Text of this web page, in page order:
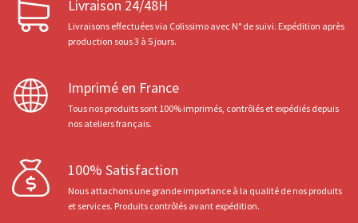
Livraison 24/48H
Livraisons effectuées via Colissimo avec N° de suivi. Expédition après
production sous 3 à 5 jours.
Imprimé en France
Tous nos produits sont 100% imprimés, contrôlés et expédiés depuis
nos ateliers français.
100% Satisfaction
Nous attachons une grande importance à la qualité de nos produits
et services. Produits contrôlés avant expédition.